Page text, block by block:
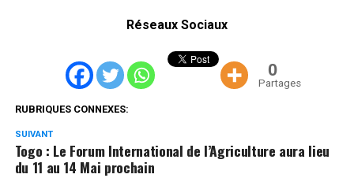
Réseaux Sociaux
0
Partages
RUBRIQUES CONNEXES:
SUIVANT
Togo : Le Forum International de l’Agriculture aura lieu
du 11 au 14 Mai prochain